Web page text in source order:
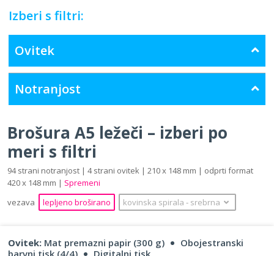
Izberi s filtri:
Ovitek
Notranjost
Brošura A5 ležeči – izberi po
meri s filtri
94 strani notranjost | 4 strani ovitek | 210 x 148 mm | odprti format
420 x 148 mm | Spremeni
vezava
lepljeno broširano kovinska spirala ‐ srebrna
Ovitek: Mat premazni papir (300 g)
Obojestranski
barvni tisk (4/4)
Digitalni tisk